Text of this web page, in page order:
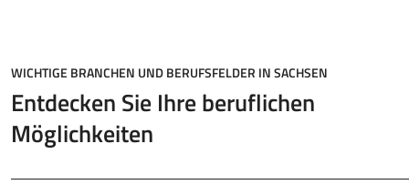
WICHTIGE BRANCHEN UND BERUFSFELDER IN SACHSEN
Entdecken Sie Ihre beruflichen
Möglichkeiten